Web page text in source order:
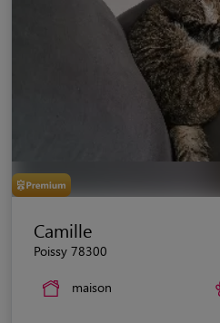
Camille
Poissy 78300
maison